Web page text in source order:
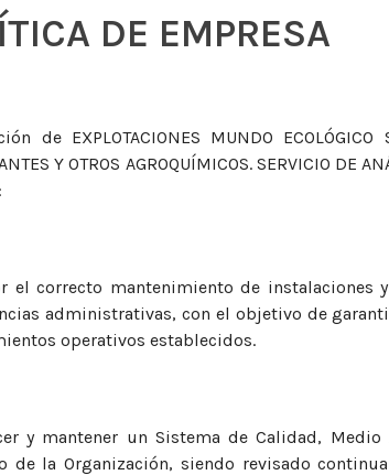
DE EMPRESA
de EXPLOTACIONES MUNDO
Y OTROS AGROQUÍMICOS. SERVICIO
el correcto mantenimiento de
administrativas, con el objetivo de
operativos establecidos.
y mantener un Sistema de Calidad,
de la Organización, siendo revisado